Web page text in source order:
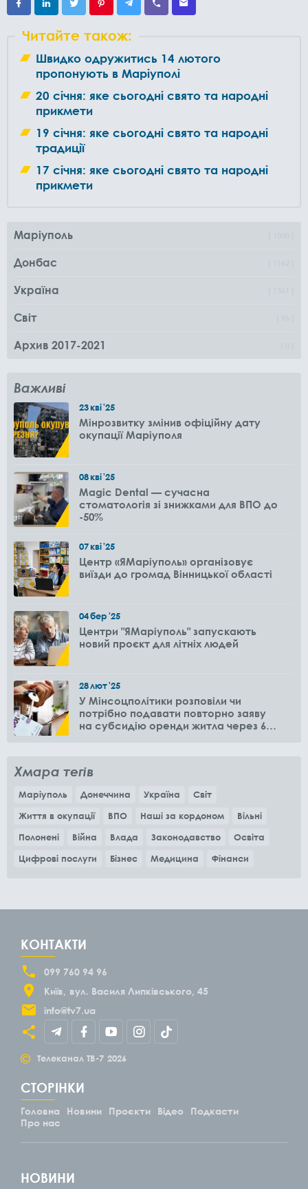
Читайте також:
Швидко одружитись 14 лютого
пропонують в Маріуполі
20 січня: яке сьогодні свято та народні
прикмети
19 січня: яке сьогодні свято та народні
традиції
17 січня: яке сьогодні свято та народні
прикмети
Маріуполь
Донбас
Україна
Світ
Архив 2017-2021
Важливі
23кві'25
Мінрозвитку змінив офіційну дату
окупації Маріуполя
08кві'25
Magic Dental — сучасна
стоматологія зі знижками для ВПО до
-50%
07кві'25
Центр «ЯМаріуполь» організовує
виїзди до громад Вінницької області
04бер'25
Центри "ЯМаріуполь" запускають
новий проєкт для літніх людей
28лют'25
У Мінсоцполітики розповіли чи
потрібно подавати повторно заяву
на субсидію оренди житла через 6
Хмара тегів
Маріуполь Донеччина Україна
Світ
Життя в окупації
ВПО Наші за кордоном
Вільні
Полонені
Війна Влада Законодавство
Освіта
Цифрові послуги
Бізнес Медицина Фінанси
КОНТАКТИ
099 760 94 96
Київ
вул. Василя Липківського, 45
info@tv7.ua
© Телеканал ТВ-7 2026
СТОРІНКИ
Головна Новини Проєкти Відео
Подкасти
Про нас
НОВИНИ